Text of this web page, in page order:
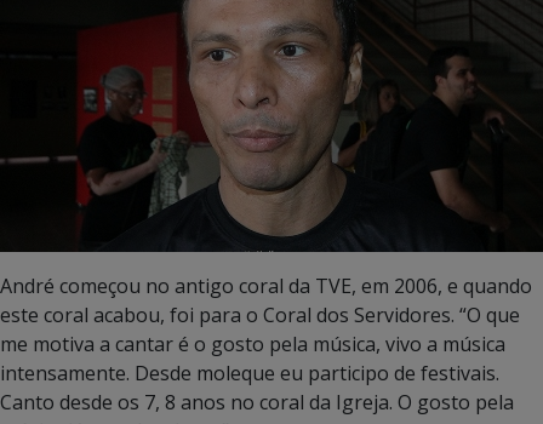
André começou no antigo coral da TVE, em 2006, e quando
este coral acabou, foi para o Coral dos Servidores. “O que
me motiva a cantar é o gosto pela música, vivo a música
intensamente. Desde moleque eu participo de festivais.
Canto desde os 7, 8 anos no coral da Igreja. O gosto pela